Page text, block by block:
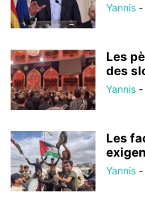
Yannis -
Les
des
Yannis -
Les
Yannis -